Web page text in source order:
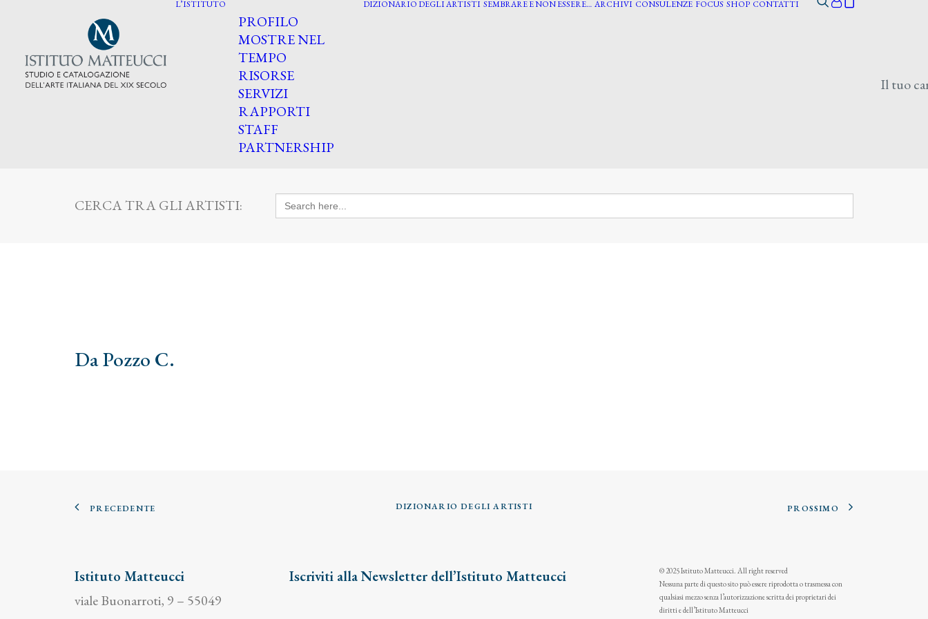
L’ISTITUTO
PROFILO
MOSTRE NEL
TEMPO
RISORSE
SERVIZI
RAPPORTI
STAFF
PARTNERSHIP
DIZIONARIO DEGLI ARTISTI SEMBRARE E NON ESSERE… ARCHIVI CONSULENZE FOCUS SHOP CONTATTI
Il tuo
CERCA TRA GLI ARTISTI: Search
for:
Da Pozzo C.
PRECEDENTE DIZIONARIO DEGLI ARTISTI PROSSIMO
Istituto Matteucci
viale Buonarroti, 9 – 55049
Iscriviti alla Newsletter dell’Istituto Matteucci
© 2025 Istituto Matteucci. All right reserved
Nessuna parte di questo sito può essere riprodotta o trasmessa con
qualsiasi mezzo senza l’autorizzazione scritta dei proprietari dei
diritti e dell’Istituto Matteucci